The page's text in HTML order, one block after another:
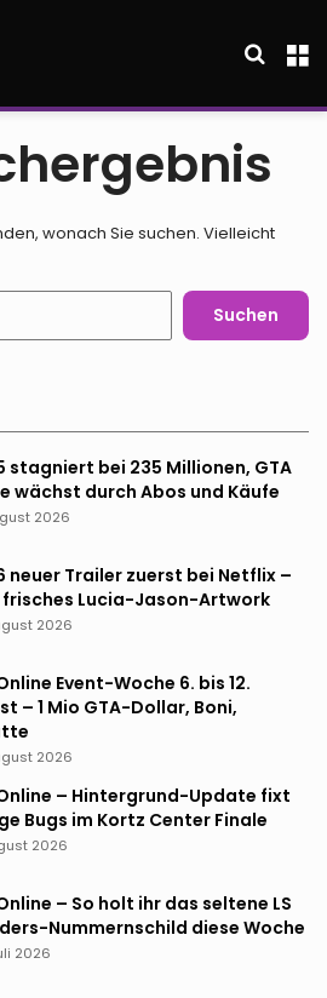
wonach Sie suchen. Vielleicht
Suchen
nach:
stagniert bei 235 Millionen, GTA
wächst durch Abos und Käufe
2026
neuer Trailer zuerst bei Netflix –
frisches Lucia-Jason-Artwork
2026
Event-Woche 6. bis 12.
– 1 Mio GTA-Dollar, Boni,
2026
– Hintergrund-Update fixt
Bugs im Kortz Center Finale
2026
– So holt ihr das seltene LS
Nummernschild diese Woche
2026